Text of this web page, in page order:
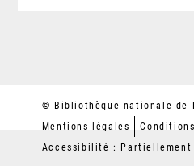
© Bibliothèque nationale de
Mentions légales
Accessibilité : Partiellement